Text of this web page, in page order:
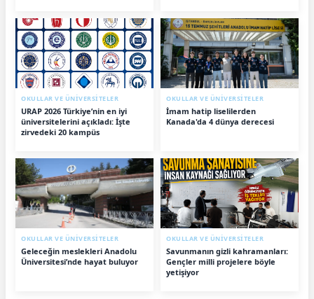
OKULLAR VE ÜNİVERSİTELER
URAP 2026 Türkiye’nin en iyi
üniversitelerini açıkladı: İşte
zirvedeki 20 kampüs
OKULLAR VE ÜNİVERSİTELER
İmam hatip liselilerden
Kanada'da 4 dünya derecesi
OKULLAR VE ÜNİVERSİTELER
Geleceğin meslekleri Anadolu
Üniversitesi’nde hayat buluyor
OKULLAR VE ÜNİVERSİTELER
Savunmanın gizli kahramanları:
Gençler milli projelere böyle
yetişiyor